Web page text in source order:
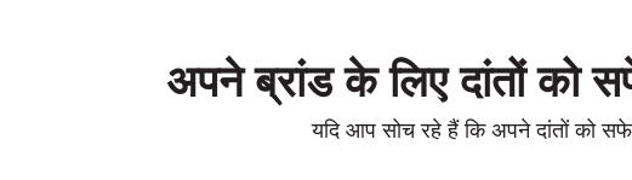
अपने ब्रांड के लिए दांतों को
यदि आप सोच रहे हैं कि अपने दांतों को